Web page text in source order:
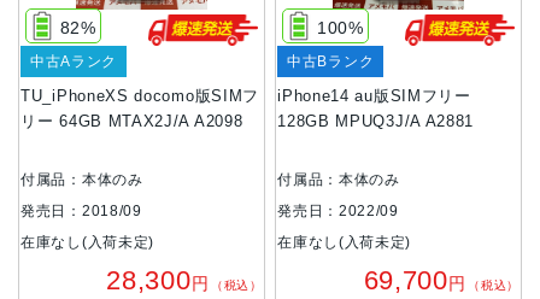
TU_iPhoneXS docomo版SIMフ
リー 64GB MTAX2J/A A2098
82%
中古Aランク
付属品：本体のみ
発売日：2018/09
在庫なし(入荷未定)
28,300円 （税込）
iPhone14 au版SIMフリー
128GB MPUQ3J/A A2881
100%
中古Bランク
付属品：本体のみ
発売日：2022/09
在庫なし(入荷未定)
69,700円 （税込）